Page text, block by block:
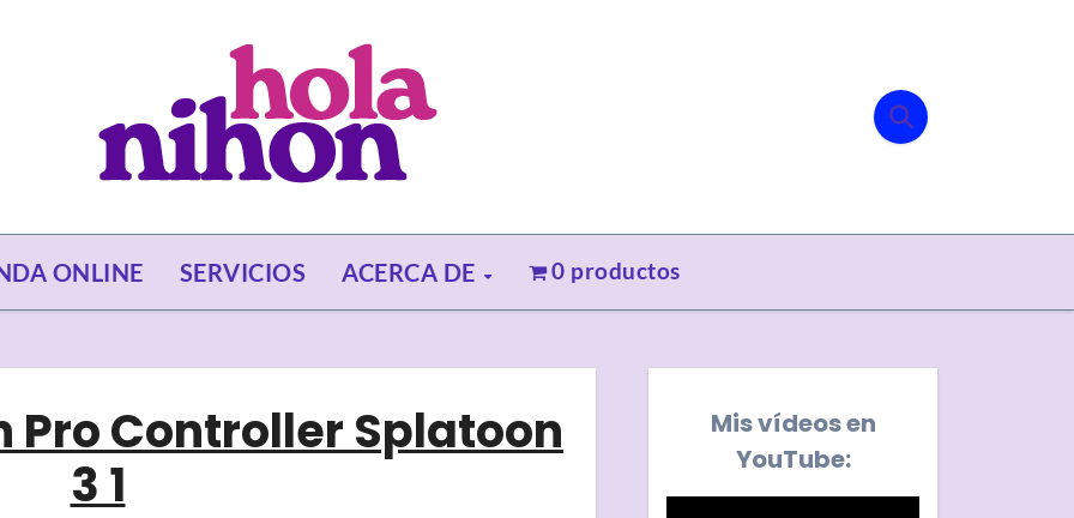
ONLINE SERVICIOS ACERCA DE 0 productos
Pro Controller Splatoon
3 1
Mis vídeos en
YouTube: